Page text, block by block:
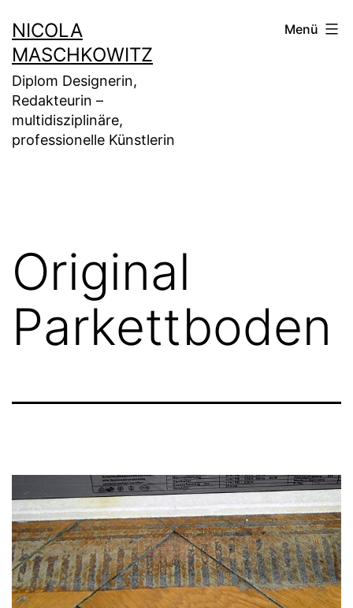
Inhalt
springen
NICOLA
MASCHKOWITZ
Diplom Designerin,
Redakteurin –
multidisziplinäre,
professionelle Künstlerin
Menü
Original
Parkettboden